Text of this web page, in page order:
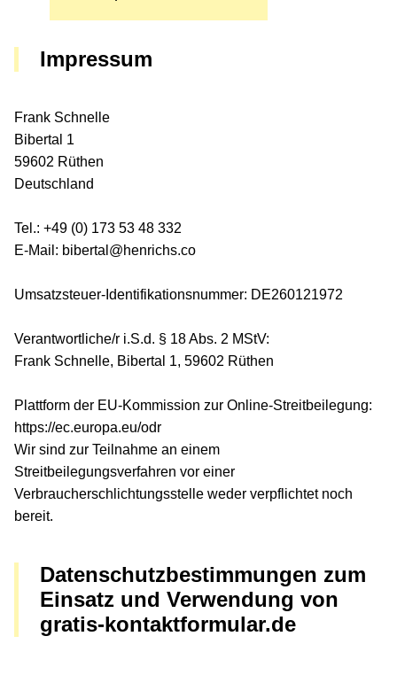
Impressum
Frank Schnelle
Bibertal 1
59602 Rüthen
Deutschland
Tel.: +49 (0) 173 53 48 332
E-Mail: bibertal@henrichs.co
Umsatzsteuer-Identifikationsnummer: DE260121972
Verantwortliche/r i.S.d. § 18 Abs. 2 MStV:
Frank Schnelle, Bibertal 1, 59602 Rüthen
Plattform der EU-Kommission zur Online-Streitbeilegung:
https://ec.europa.eu/odr
Wir sind zur Teilnahme an einem
Streitbeilegungsverfahren vor einer
Verbraucherschlichtungsstelle weder verpflichtet noch
bereit.
Datenschutzbestimmungen zum
Einsatz und Verwendung von
gratis-kontaktformular.de